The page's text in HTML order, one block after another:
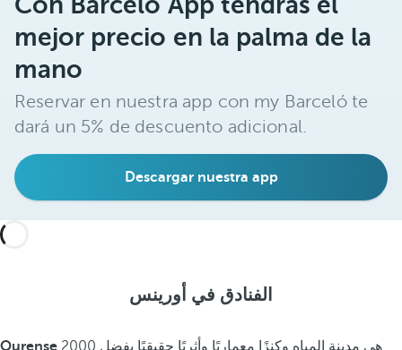
mejor precio en la palma de la
mano
Reservar en nuestra app con my Barceló te
dará un 5% de descuento adicional.
Descargar nuestra app
الفنادق في أورينس
Ourense